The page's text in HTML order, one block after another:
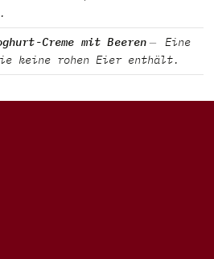
Creme mit Beeren
Eine
keine rohen Eier enthält.